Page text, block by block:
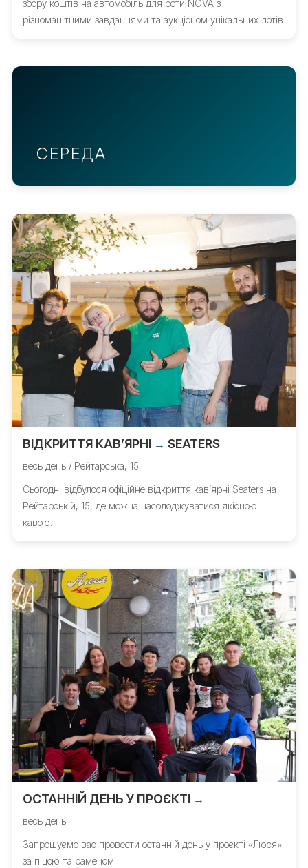
збору коштів на автомобіль для роти NOVA з
різноманітними завданнями та аукціоном унікальних лотів.
СЕРЕДА
ВІДКРИТТЯ КАВʼЯРНІ → SEATERS
весь день / Рейтарська, 15
Сьогодні відбулося офіційне відкриття кавʼярні Seaters на
Рейтарській, 15, де можна насолоджуватися якісною
кавою.
ОСТАННІЙ ДЕНЬ У ПРОЄКТІ →
весь день
Запрошуємо вас провести останній день у проєкті «Люся»
за піцою та раменом.